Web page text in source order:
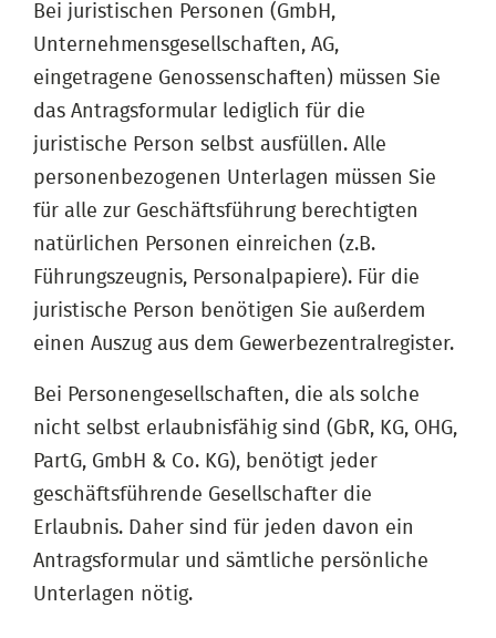
Bei juristischen Personen (GmbH,
Unternehmensgesellschaften, AG,
eingetragene Genossenschaften) müssen Sie
das Antragsformular lediglich für die
juristische Person selbst ausfüllen. Alle
personenbezogenen Unterlagen müssen Sie
für alle zur Geschäftsführung berechtigten
natürlichen Personen einreichen (z.B.
Führungszeugnis, Personalpapiere). Für die
juristische Person benötigen Sie außerdem
einen Auszug aus dem Gewerbezentralregister.
Bei Personengesellschaften, die als solche
nicht selbst erlaubnisfähig sind (GbR, KG, OHG,
PartG, GmbH & Co. KG), benötigt jeder
geschäftsführende Gesellschafter die
Erlaubnis. Daher sind für jeden davon ein
Antragsformular und sämtliche persönliche
Unterlagen nötig.